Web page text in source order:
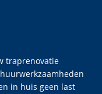
traprenovatie
in huis geen last